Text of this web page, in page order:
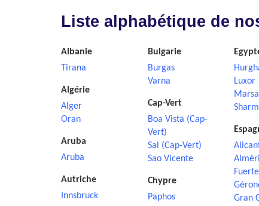
Liste alphabétique de
Albanie
Tirana
Algérie
Alger
Oran
Aruba
Aruba
Autriche
Innsbruck
Bulgarie
Burgas
Varna
Cap-Vert
Boa Vista (Cap-
Vert)
Sal (Cap-Vert)
Sao Vicente
Chypre
Paphos
Luxor
Gran